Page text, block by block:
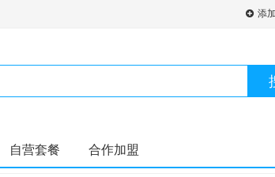
添
自营套餐 合作加盟